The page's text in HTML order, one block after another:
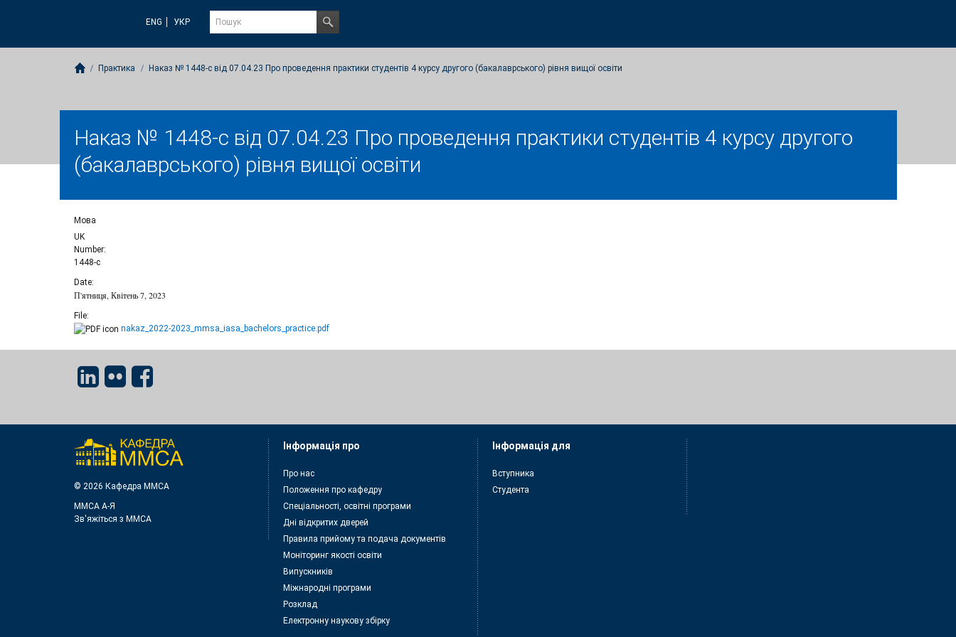
ENG УКР
Практика Наказ № 1448-с від 07.04.23 Про проведення практики студентів 4 курсу другого (бакалаврського) рівня вищої освіти
Наказ № 1448-с від 07.04.23 Про проведення практики студентів 4 курсу другого
(бакалаврського) рівня вищої освіти
Мова
UK
Number:
1448-с
Date:
П'ятниця, Квітень 7, 2023
File:
nakaz_2022-2023_mmsa_iasa_bachelors_practice.pdf
© 2026 Кафедра ММСА
ММСА A-Я
Зв'яжіться з MMСА
Інформація про
Про нас
Положення про кафедру
Спеціальності, освітні програми
Дні відкритих дверей
Правила прийому та подача документiв
Моніторинг якості освіти
Випускників
Міжнародні програми
Розклад
Електронну наукову збірку
Інформація для
Вступника
Студента